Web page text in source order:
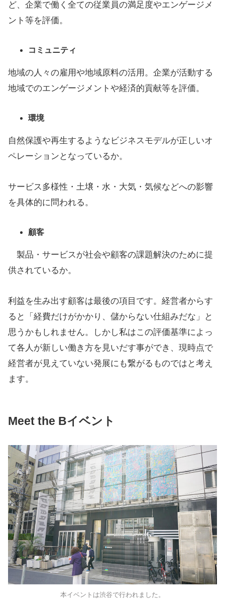
ど、企業で働く全ての従業員の満足度やエンゲージメ
ント等を評価。
コミュニティ
地域の人々の雇用や地域原料の活用。企業が活動する
地域でのエンゲージメントや経済的貢献等を評価。
環境
自然保護や再生するようなビジネスモデルが正しいオ
ペレーションとなっているか。
サービス多様性・土壌・水・大気・気候などへの影響
を具体的に問われる。
顧客
製品・サービスが社会や顧客の課題解決のために提
供されているか。
利益を生み出す顧客は最後の項目です。経営者からす
ると「経費だけがかかり、儲からない仕組みだな」と
思うかもしれません。しかし私はこの評価基準によっ
て各人が新しい働き方を見いだす事ができ、現時点で
経営者が見えていない発展にも繋がるものではと考え
ます。
Meet the Bイベント
本イベントは渋谷で行われました。